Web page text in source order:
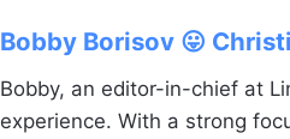
Bobby Borisov 😛
Bobby, an editor-in-chief at
experience. With a strong